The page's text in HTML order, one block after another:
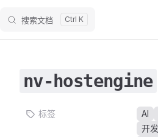
搜索文档
nv-hostengine
标签 AI
开